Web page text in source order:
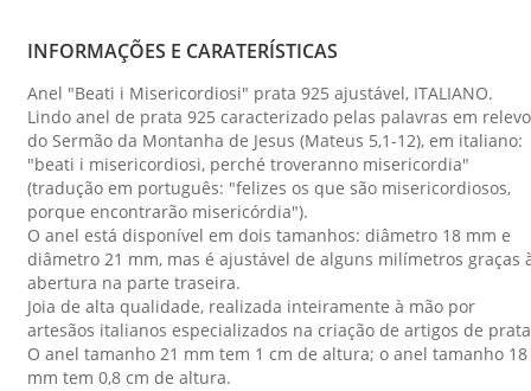
INFORMAÇÕES E CARATERÍSTICAS
Anel "Beati i Misericordiosi" prata 925 ajustável, ITALIANO.
Lindo anel de prata 925 caracterizado pelas palavras em relevo
do Sermão da Montanha de Jesus (Mateus 5,1-12), em italiano:
"beati i misericordiosi, perché troveranno misericordia"
(tradução em português: "felizes os que são misericordiosos,
porque encontrarão misericórdia").
O anel está disponível em dois tamanhos: diâmetro 18 mm e
diâmetro 21 mm, mas é ajustável de alguns milímetros graças
abertura na parte traseira.
Joia de alta qualidade, realizada inteiramente à mão por
artesãos italianos especializados na criação de artigos de
O anel tamanho 21 mm tem 1 cm de altura; o anel tamanho 18
mm tem 0,8 cm de altura.